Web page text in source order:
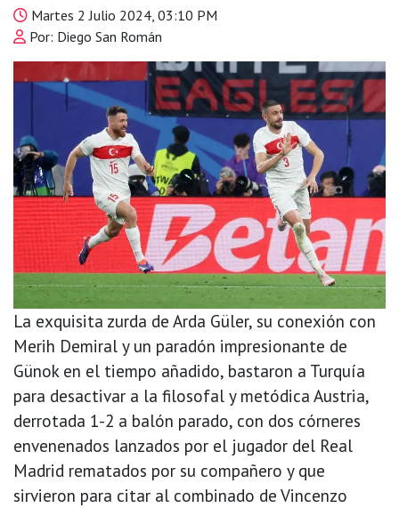
Martes 2 Julio 2024, 03:10 PM
Por: Diego San Román
La exquisita zurda de Arda Güler, su conexión con
Merih Demiral y un paradón impresionante de
Günok en el tiempo añadido, bastaron a Turquía
para desactivar a la filosofal y metódica Austria,
derrotada 1-2 a balón parado, con dos córneres
envenenados lanzados por el jugador del Real
Madrid rematados por su compañero y que
sirvieron para citar al combinado de Vincenzo